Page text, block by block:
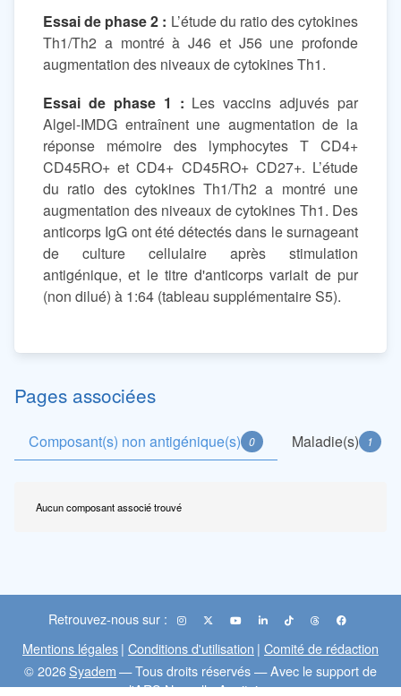
Essai de phase 2 : L’étude du ratio des cytokines
Th1/Th2 a montré à J46 et J56 une profonde
augmentation des niveaux de cytokines Th1.
Essai de phase 1 : Les vaccins adjuvés par
Algel-IMDG entraînent une augmentation de la
réponse mémoire des lymphocytes T CD4+
CD45RO+ et CD4+ CD45RO+ CD27+. L’étude
du ratio des cytokines Th1/Th2 a montré une
augmentation des niveaux de cytokines Th1. Des
anticorps IgG ont été détectés dans le surnageant
de culture cellulaire après stimulation
antigénique, et le titre d'anticorps variait de pur
(non dilué) à 1:64 (tableau supplémentaire S5).
Pages associées
Composant(s) non antigénique(s) 0 Maladie(s) 1
Aucun composant associé trouvé
Retrouvez-nous sur :
Mentions légales| Conditions d'utilisation | Comité de rédaction
© 2026Syadem— Tous droits réservés — Avec le support de
l'ARS Nouvelle-Aquitaine